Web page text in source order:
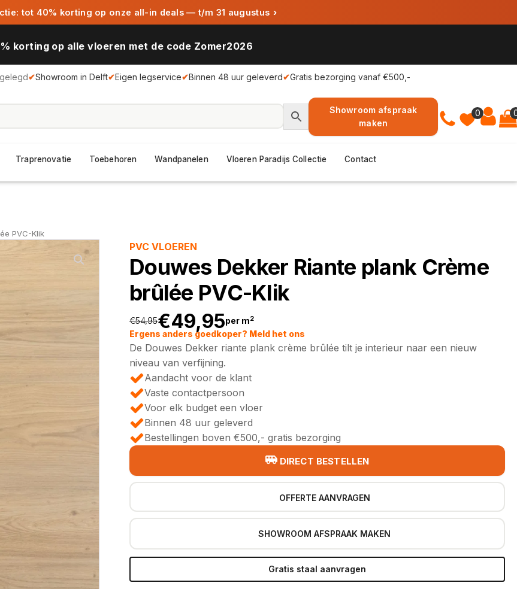
tot 40% korting op onze all-in deals — t/m 31 augustus ›
korting op alle vloeren met de code Zomer2026
✔Showroom in Delft✔Eigen legservice✔Binnen 48 uur geleverd✔Gratis bezorging vanaf €500,-
0
Showroom afspraak
maken
Traprenovatie Toebehoren Wandpanelen Vloeren Paradijs Collectie Contact
PVC-Klik
PVC VLOEREN
Douwes Dekker Riante plank Crème
brûlée PVC-Klik
€54,95
Oorspronkelijke
prijs
was:
€54,95.
€49,95
Huidige
prijs
is:
€49,95.
per m2
Ergens anders goedkoper? Meld het ons
De Douwes Dekker riante plank crème brûlée tilt je interieur naar een nieuw
niveau van verfijning.
Aandacht voor de klant
Vaste contactpersoon
Voor elk budget een vloer
Binnen 48 uur geleverd
Bestellingen boven €500,- gratis bezorging
DIRECT BESTELLEN
OFFERTE AANVRAGEN
SHOWROOM AFSPRAAK MAKEN
Gratis staal aanvragen